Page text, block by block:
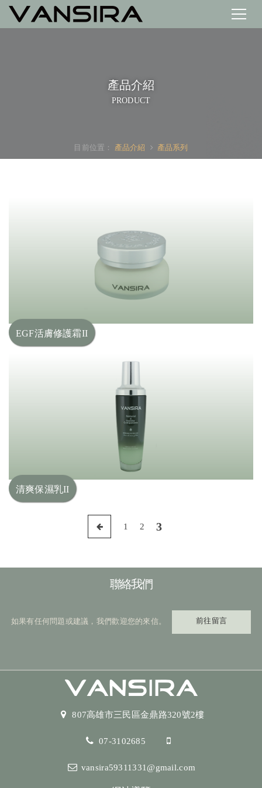
產品介紹
PRODUCT
目前位置： 產品介紹 產品系列
EGF活膚修護霜II
清爽保濕乳II
1 2 3
聯絡我們
如果有任何問題或建議，我們歡迎您的來信。 前往留言
807高雄市三民區金鼎路320號2樓
07-3102685
vansira59311331@gmail.com